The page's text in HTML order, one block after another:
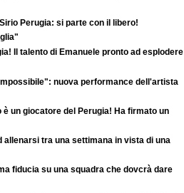
Perugia: si parte con il libero!
Il talento di Emanuele pronto ad esplodere
nuova performance dell'artista
un giocatore del Perugia! Ha firmato un
allenarsi tra una settimana in vista di una
fiducia su una squadra che dovcrà dare